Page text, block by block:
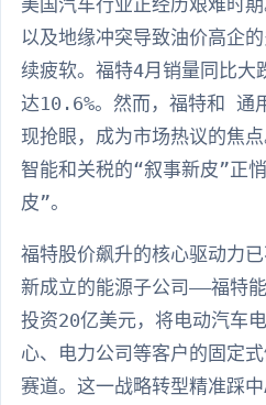
美国汽车行业正经历艰难时
以及地缘冲突导致油价高企
续疲软。福特4月销量同比大
达10.6%。然而，福特和 通
现抢眼，成为市场热议的焦
智能和关税的“叙事新皮”正
皮”。
福特股价飙升的核心驱动力
新成立的能源子公司——福特
投资20亿美元，将电动汽车
心、电力公司等客户的固定
赛道。这一战略转型精准踩